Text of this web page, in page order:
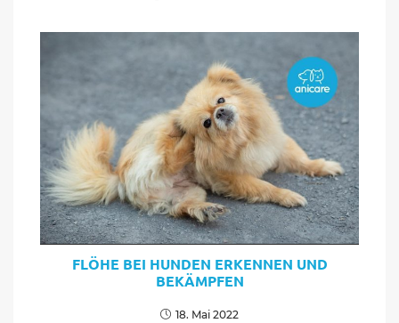
FLÖHE BEI HUNDEN ERKENNEN UND
BEKÄMPFEN
18. Mai 2022